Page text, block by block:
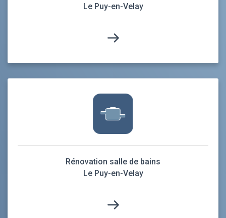
Le Puy-en-Velay
Rénovation salle de bains
Le Puy-en-Velay